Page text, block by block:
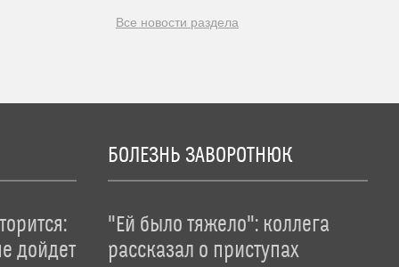
Все новости раздела
дойдет
БОЛЕЗНЬ ЗАВОРОТНЮК
"Ей было тяжело": коллега
рассказал о приступах